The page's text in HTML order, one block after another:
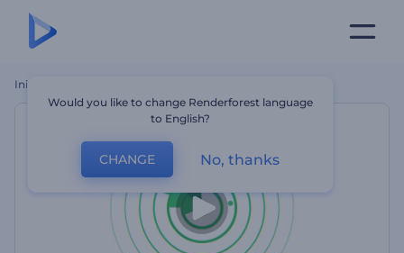
Inicio
Would you like to change Renderforest language
to English?
CHANGE No, thanks